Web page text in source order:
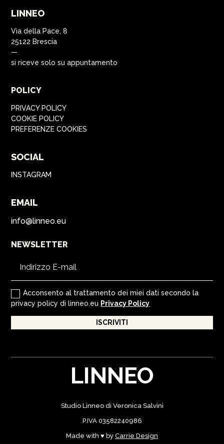
LINNEO
Via della Pace, 8
25122 Brescia
—
si riceve solo su appuntamento
POLICY
PRIVACY POLICY
COOKIE POLICY
PREFERENZE COOKIES
SOCIAL
INSTAGRAM
EMAIL
info@linneo.eu
NEWSLETTER
Acconsento al trattamento dei miei dati secondo la
privacy policy di linneo.eu Privacy Policy
ISCRIVITI
LINNEO
Studio Linneo di Veronica Salvini
P.IVA 03582240986
Made with ♥ by Carrie Design